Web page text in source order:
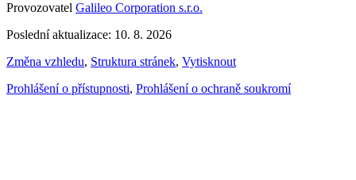
Provozovatel Galileo Corporation s.r.o.
Poslední aktualizace: 10. 8. 2026
Změna vzhledu, Struktura stránek, Vytisknout
Prohlášení o přístupnosti, Prohlášení o ochraně soukromí